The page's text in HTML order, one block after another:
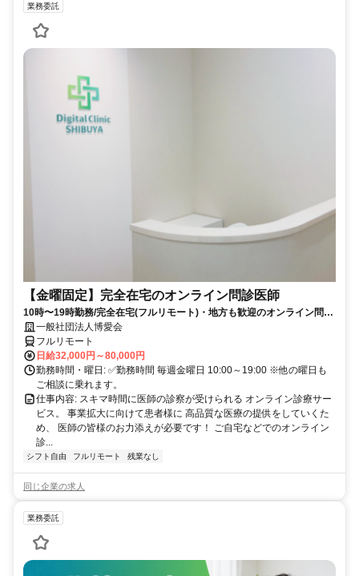
業務委託
【金曜固定】完全在宅のオンライン問診医師
10時〜19時勤務/完全在宅(フルリモート)・地方も歓迎のオンライン問診
業務一般社団法人博愛会
フルリモート
日給32,000円～80,000円
勤務時間・曜日: ✅勤務時間 毎週金曜日 10:00～19:00 ※他の曜日も
ご相談に乗れます。
仕事内容: スキマ時間に医師の診察が受けられる オンライン診療サー
ビス。 事業拡大に向けて患者様に 高品質な医療の提供をしていくた
め、 医師の皆様のお力添えが必要です！ ご自宅などでのオンライン
診...
シフト自由 フルリモート 残業なし
同じ企業の求人
業務委託